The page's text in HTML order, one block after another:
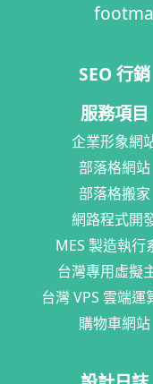
SEO 行銷
服務項目
企業形象網
部落格網站
部落格搬家
網路程式開
MES 製造執行
台灣專用虛擬
台灣 VPS 雲端運
購物車網站